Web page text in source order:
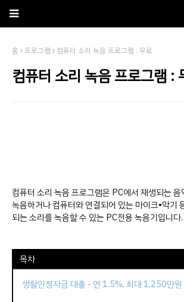
홈 프로그램 컴퓨터 소리 녹음 프로그램 : 무료
컴퓨터 소리 녹음 프로그램 :
컴퓨터 소리 녹음 프로그램은 PC에서 재생되는 음
녹음하거나 컴퓨터와 연결되어 있는 마이크•악기
되는 소리를 녹음할 수 있는 PC전용 녹음기입니다.
목차
생활안정자금 대출 - 연 1.5%, 최대 1,250만원